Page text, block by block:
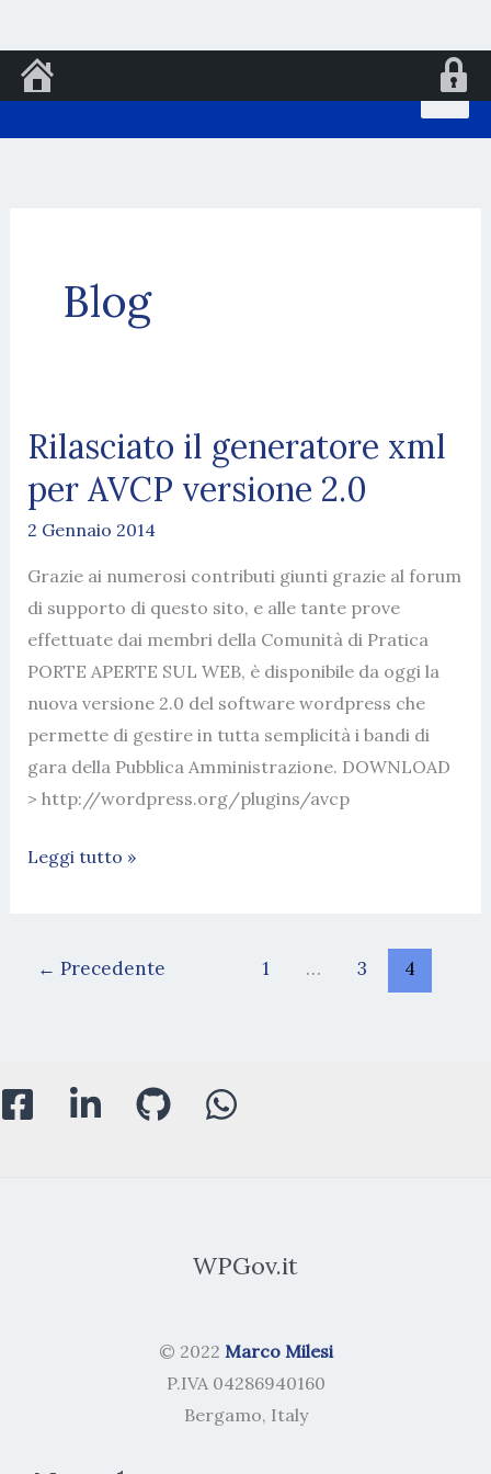
al
Blog
Rilasciato il generatore xml
per AVCP versione 2.0
2 Gennaio 2014
Grazie ai numerosi contributi giunti grazie al forum
di supporto di questo sito, e alle tante prove
effettuate dai membri della Comunità di Pratica
PORTE APERTE SUL WEB, è disponibile da oggi la
nuova versione 2.0 del software wordpress che
permette di gestire in tutta semplicità i bandi di
gara della Pubblica Amministrazione. DOWNLOAD
> http://wordpress.org/plugins/avcp
Rilasciato
Leggi tutto »
← Precedente 1 … 3 4
WPGov.it
© 2022 Marco Milesi
P.IVA 04286940160
Bergamo, Italy